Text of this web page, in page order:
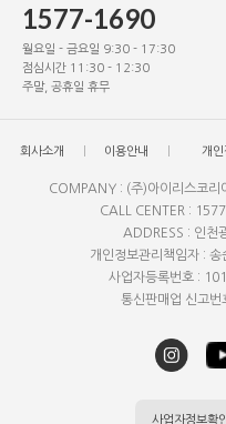
1577-1690
월요일 - 금요일 9:30 - 17:30
점심시간 11:30 - 12:30
주말, 공휴일 휴무
회사소개 이용안내 개인
COMPANY : (주)아이리스코
CALL CENTER :
ADDRESS : 인천
개인정보관리책임자 :
사업자등록번호 :
통신판매업 신고
사업자정보확